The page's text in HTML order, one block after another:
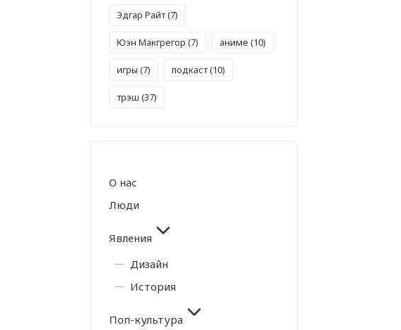
Эдгар Райт(7)
Юэн Макгрегор (7) аниме (10)
игры (7) подкаст(10)
трэш (37)
О нас
Люди
Явления
Дизайн
История
Поп-культура